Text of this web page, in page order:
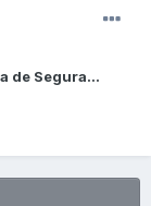
de Segura...